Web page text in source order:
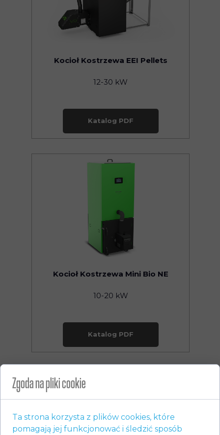
Katalog PDF
Kocioł Kostrzewa EEI Pellets
12-30 kW
Katalog PDF
Kocioł Kostrzewa Mini Bio NE
10-20 kW
Zgoda na pliki cookie
Ta strona korzysta z plików cookies, które
pomagają jej funkcjonować i śledzić sposób